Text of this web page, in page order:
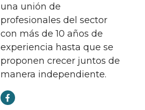
una unión de
profesionales del sector
con más de 10 años de
experiencia hasta que se
proponen crecer juntos de
manera independiente.